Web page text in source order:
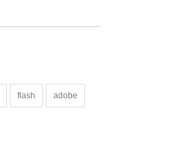
flash adobe